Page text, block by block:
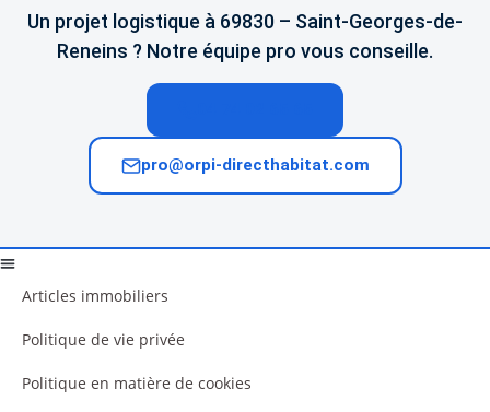
Un projet logistique à 69830 – Saint-Georges-de-
Reneins ? Notre équipe pro vous conseille.
pro@orpi-directhabitat.com
Articles immobiliers
Politique de vie privée
Politique en matière de cookies